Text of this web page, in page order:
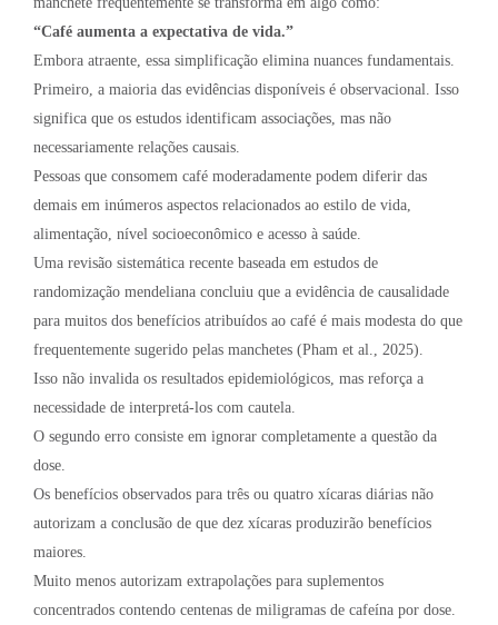
“Café aumenta a expectativa de vida.”
Embora atraente, essa simplificação elimina nuances fundamentais.
Primeiro, a maioria das evidências disponíveis é observacional. Isso
significa que os estudos identificam associações, mas não
necessariamente relações causais.
Pessoas que consomem café moderadamente podem diferir das
demais em inúmeros aspectos relacionados ao estilo de vida,
alimentação, nível socioeconômico e acesso à saúde.
Uma revisão sistemática recente baseada em estudos de
randomização mendeliana concluiu que a evidência de causalidade
para muitos dos benefícios atribuídos ao café é mais modesta do que
frequentemente sugerido pelas manchetes (Pham et al., 2025).
Isso não invalida os resultados epidemiológicos, mas reforça a
necessidade de interpretá-los com cautela.
O segundo erro consiste em ignorar completamente a questão da
dose.
Os benefícios observados para três ou quatro xícaras diárias não
autorizam a conclusão de que dez xícaras produzirão benefícios
maiores.
Muito menos autorizam extrapolações para suplementos
concentrados contendo centenas de miligramas de cafeína por dose.